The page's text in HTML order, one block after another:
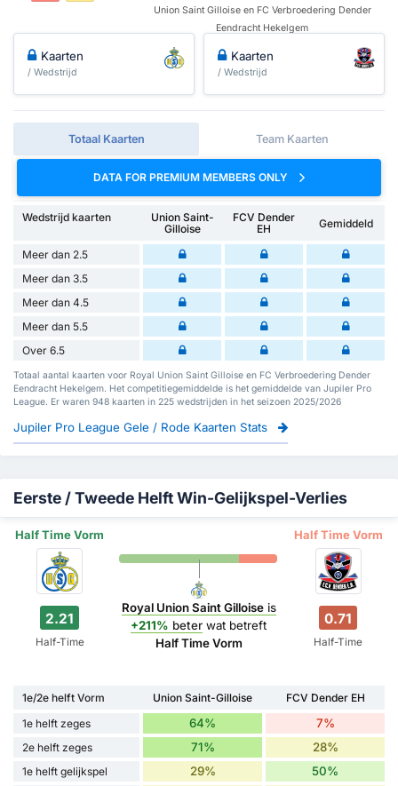
Union Saint Gilloise en FC Verbroedering Dender
Eendracht Hekelgem
Kaarten
/ Wedstrijd
Kaarten
/ Wedstrijd
Totaal Kaarten Team Kaarten
DATA FOR PREMIUM MEMBERS ONLY
Wedstrijd kaarten
Union Saint-
Gilloise
FCV Dender
EH
Gemiddeld
Meer dan 2.5
Meer dan 3.5
Meer dan 4.5
Meer dan 5.5
Over 6.5
Totaal aantal kaarten voor Royal Union Saint Gilloise en FC Verbroedering Dender
Eendracht Hekelgem. Het competitiegemiddelde is het gemiddelde van Jupiler Pro
League. Er waren 948 kaarten in 225 wedstrijden in het seizoen 2025/2026
Jupiler Pro League Gele / Rode Kaarten Stats
Eerste / Tweede Helft Win-Gelijkspel-Verlies
Half Time Vorm Half Time Vorm
2.21
Half-Time
Royal Union Saint Gilloiseis
+211% beter wat betreft
Half Time Vorm
0.71
Half-Time
1e/2e helft Vorm Union Saint-Gilloise
FCV Dender EH
1e helft zeges
64% 7%
2e helft zeges 71% 28%
1e helft gelijkspel 29% 50%